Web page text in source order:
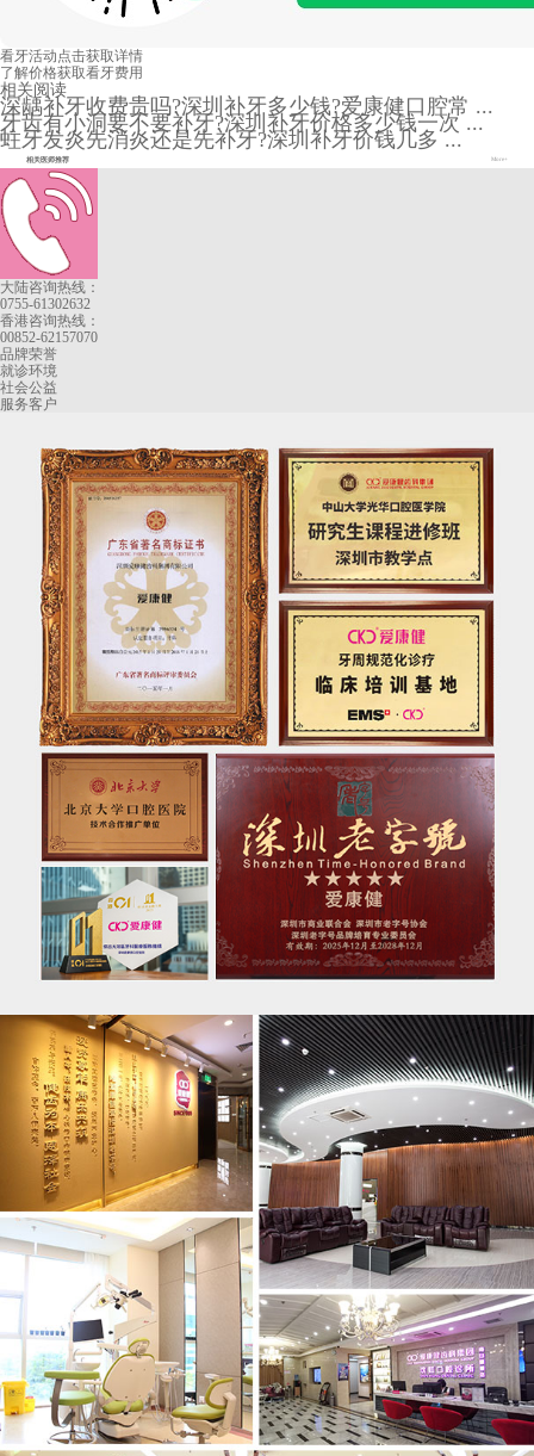
看牙活动点击获取详情
了解价格获取看牙费用
相关阅读
深龋补牙收费贵吗?深圳补牙多少钱?爱康健口腔常 ...
牙齿有小洞要不要补牙?深圳补牙价格多少钱一次 ...
蛀牙发炎先消炎还是先补牙?深圳补牙价钱几多 ...
相关医师推荐 More+
大陆咨询热线：
0755-61302632
香港咨询热线：
00852-62157070
品牌荣誉
就诊环境
社会公益
服务客户